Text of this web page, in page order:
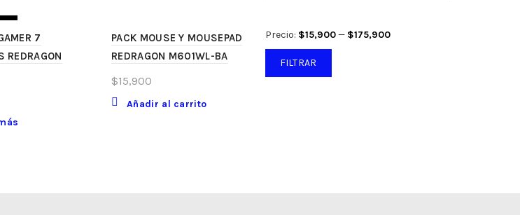
7
REDRAGON
PACK MOUSE Y MOUSEPAD
REDRAGON M601WL-BA
$15,900
Añadir al carrito
Precio
Precio
FILTRAR
Precio: $15,900— $175,900